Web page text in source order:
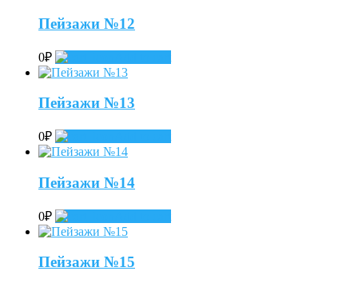
Пейзажи №12
0₽
Пейзажи №13
0₽
Пейзажи №14
0₽
Пейзажи №15